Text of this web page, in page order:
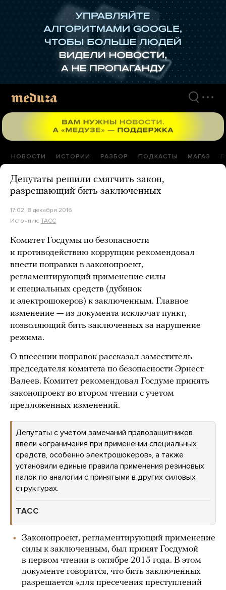
НОВОСТИ ИСТОРИИ РАЗБОР ПОДКАСТЫ МАГАЗ
Депутаты решили смягчить закон,
разрешающий бить заключенных
17:02, 8 декабря 2016
Источник: ТАСС
Комитет Госдумы по безопасности
и противодействию коррупции рекомендовал
внести поправки в законопроект,
регламентирующий применение силы
и специальных средств (дубинок
и электрошокеров) к заключенным. Главное
изменение — из документа исключат пункт,
позволяющий бить заключенных за нарушение
режима.
О внесении поправок рассказал заместитель
председателя комитета по безопасности Эрнест
Валеев. Комитет рекомендовал Госдуме принять
законопроект во втором чтении с учетом
предложенных изменений.
Депутаты с учетом замечаний правозащитников
ввели «ограничения при применении специальных
средств, особенно электрошокеров», а также
установили единые правила применения резиновых
палок по аналогии с принятыми в других силовых
структурах.
ТАСС
Законопроект, регламентирующий применение
силы к заключенным, был принят Госдумой
в первом чтении в октябре 2015 года. В этом
документе говорится, что бить заключенных
разрешается «для пресечения преступлений